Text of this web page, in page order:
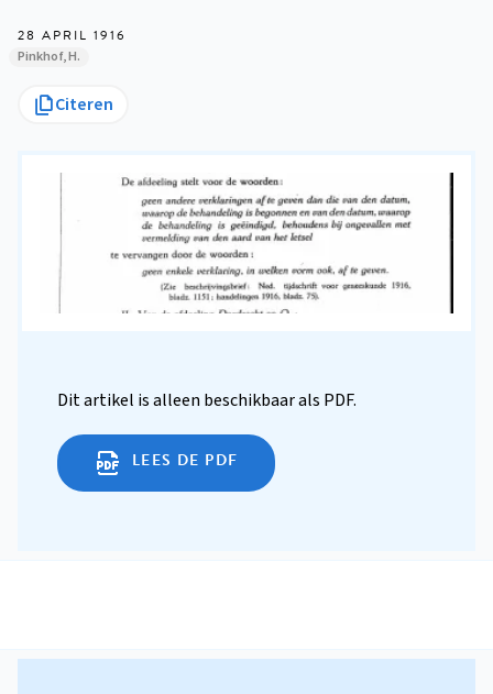
28 APRIL 1916
Pinkhof, H.
Citeren
Dit artikel is alleen beschikbaar als PDF.
LEES DE PDF